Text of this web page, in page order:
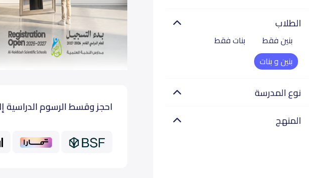
الطلاب
بنين فقط
بنات فقط
بنين و بنات
نوع المدرسة
المنهج
احجز وقسط الرسوم